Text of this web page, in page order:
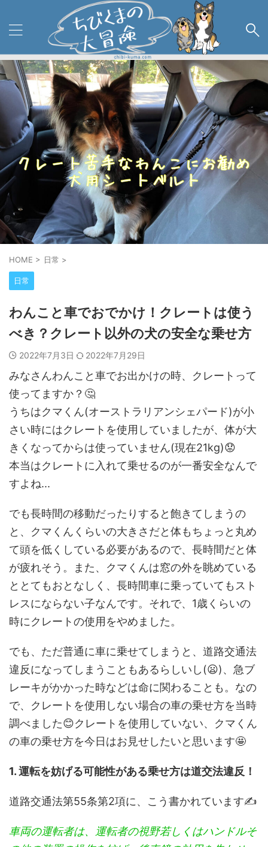
HOME > 日常 >
日常
わんこと車でおでかけ！クレートは使う
べき？クレート以外の犬の安全な乗せ方
2022年7月3日 2022年7月29日
みなさんわんこと車でお出かけの時、クレートって
使ってますか？🤔
うちはクマくん(オーストラリアンシェパード)が小
さい時にはクレートを使用していましたが、体が大
きくなってからは使っていません(現在21kg)😟
本当はクレートに入れて乗せるのが一番安全なんで
すよね...
でも長時間の移動だったりすると飽きてしまうの
と、クマくんくらいの大きさだと体もちょっと丸め
て頭を低くしている必要があるので、長時間だと体
が疲れそう。また、クマくんは窓の外を眺めている
ととてもおとなしく、長時間車に乗っていてもスト
レスにならない子なんです。それで、1歳くらいの
時にクレートの使用をやめました。
でも、ただ普通に車に乗せてしまうと、道路交通法
違反になってしまうこともあるらしいし(😦)、急ブ
レーキがかかった時などは命に関わることも。なの
で、クレートを使用しない場合の車の乗せ方を当時
調べました😊クレートを使用していない、クマくん
の車の乗せ方を今日はお見せしたいと思います🤩
1. 運転を妨げる可能性がある乗せ方は道交法違反！
道路交通法第55条第2項に、こう書かれています✍️
車両の運転者は、運転者の視野若しくはハンドルそ